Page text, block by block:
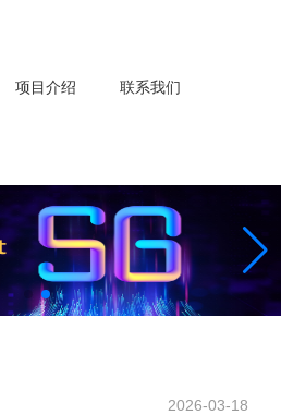
项目介绍 联系我们
2026-03-18